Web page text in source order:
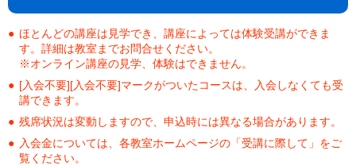
ほとんどの講座は見学でき、講座によっては体験受講ができま
す。詳細は教室までお問合せください。
※オンライン講座の見学、体験はできません。
[入会不要][入会不要]マークがついたコースは、入会しなくても受
講できます。
残席状況は変動しますので、申込時には異なる場合があります。
入会金については、各教室ホームページの「受講に際して」をご
覧ください。